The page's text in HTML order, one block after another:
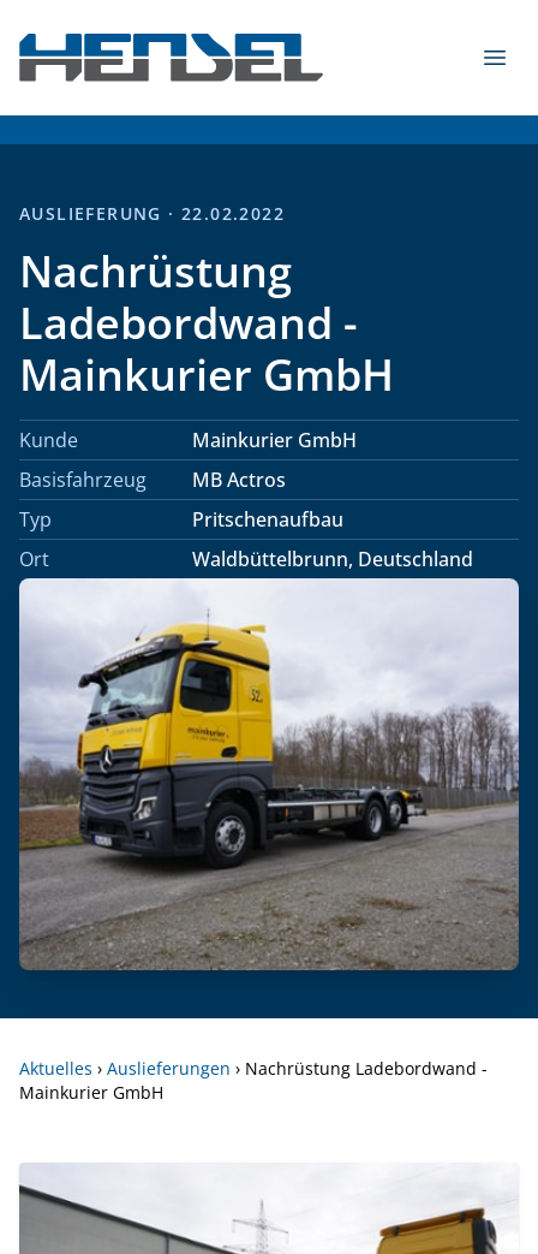
HENSEL Fahrzeugbau GmbH & Co. KG - 2026
AUSLIEFERUNG · 22.02.2022
Nachrüstung
Ladebordwand -
Mainkurier GmbH
Kunde
Mainkurier GmbH
Basisfahrzeug
MB Actros
Typ
Pritschenaufbau
Ort
Waldbüttelbrunn, Deutschland
Aktuelles › Auslieferungen › Nachrüstung Ladebordwand -
Mainkurier GmbH